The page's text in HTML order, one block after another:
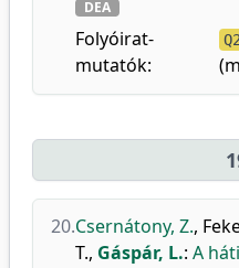
DEA
Folyóirat-
mutatók:
Q2
20.Csernátony, Z.,
T., Gáspár, L.: A